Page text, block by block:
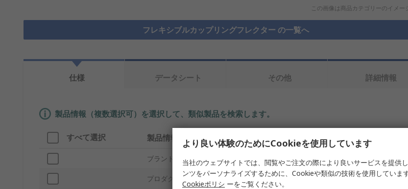
この画像は商品カテゴリーのイメー
フレキシブルカップリングフレクター の一覧へ
仕様 データシート その他 詳細情報
製品情報（複数選択可）を選択して、類似製品を検索します。
すべて選択 製品情報 内容
ブランド Rexnord
プロダクトタイプ フレキシブルカップリングフレクター
より良い体験のためにCookieを使用しています
当社のウェブサイトでは、閲覧やご注文の際により良いサービスを提供
ンツをパーソナライズするために、Cookieや類似の技術を使用していま
Cookieポリシ ーをご覧ください。